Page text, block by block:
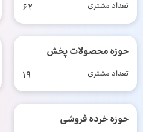
تعداد مشتری 62
حوزه محصولات پخش
تعداد مشتری 19
حوزه خرده فروشی